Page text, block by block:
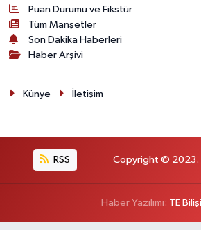
Puan Durumu ve Fikstür
Tüm Manşetler
Son Dakika Haberleri
Haber Arşivi
Künye İletişim
RSS Copyright © 2023.
Haber Yazılımı: TE